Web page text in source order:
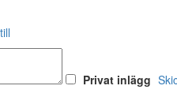
Privat inlägg